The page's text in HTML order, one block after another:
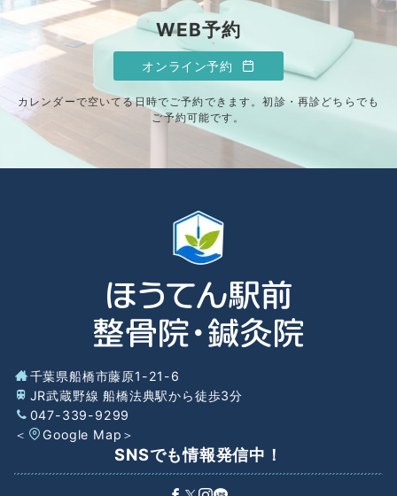
WEB予約
オンライン予約
カレンダーで空いてる日時でご予約できます。初診・再診どちらでも
ご予約可能です。
千葉県船橋市藤原1-21-6
JR武蔵野線 船橋法典駅から徒歩3分
047-339-9299
＜
Google Map ＞
SNSでも情報発信中！